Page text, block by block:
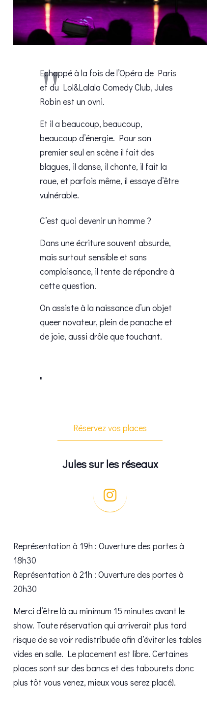
Echappé à la fois de l’Opéra de Paris
et du Lol&Lalala Comedy Club, Jules
Robin est un ovni.
Et il a beaucoup, beaucoup,
beaucoup d’énergie. Pour son
premier seul en scène il fait des
blagues, il danse, il chante, il fait la
roue, et parfois même, il essaye d’être
vulnérable.
C’est quoi devenir un homme ?
Dans une écriture souvent absurde,
mais surtout sensible et sans
complaisance, il tente de répondre à
cette question.
On assiste à la naissance d’un objet
queer novateur, plein de panache et
de joie, aussi drôle que touchant.
Réservez vos places
Jules sur les réseaux
Représentation à 19h : Ouverture des portes à
18h30
Représentation à 21h : Ouverture des portes à
20h30
Merci d’être là au minimum 15 minutes avant le
show. Toute réservation qui arriverait plus tard
risque de se voir redistribuée afin d’éviter les tables
vides en salle. Le placement est libre. Certaines
places sont sur des bancs et des tabourets donc
plus tôt vous venez, mieux vous serez placé).